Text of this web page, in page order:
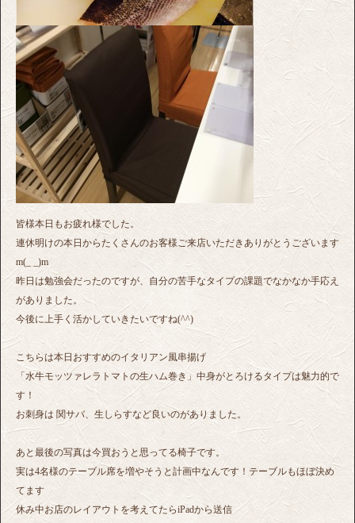
皆様本日もお疲れ様でした。
連休明けの本日からたくさんのお客様ご来店いただきありがとうございます
m(_ _)m
昨日は勉強会だったのですが、自分の苦手なタイプの課題でなかなか手応え
がありました。
今後に上手く活かしていきたいですね(^^)
こちらは本日おすすめのイタリアン風串揚げ
「水牛モッツァレラトマトの生ハム巻き」中身がとろけるタイプは魅力的で
す！
お刺身は 関サバ、生しらすなど良いのがありました。
あと最後の写真は今買おうと思ってる椅子です。
実は4名様のテーブル席を増やそうと計画中なんです！テーブルもほぼ決め
てます
休み中お店のレイアウトを考えてたらiPadから送信